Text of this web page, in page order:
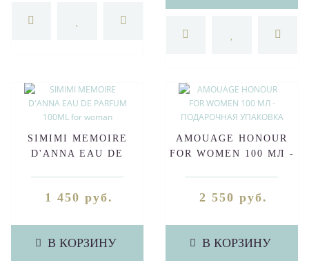
SIMIMI MEMOIRE
D'ANNA EAU DE
1 450 руб.
В КОРЗИНУ
AMOUAGE HONOUR
FOR WOMEN 100 МЛ -
2 550 руб.
В КОРЗИНУ